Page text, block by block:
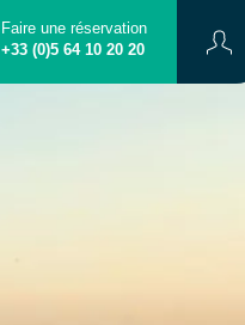
PLAN
Faire une réservation
+33 (0)5 64 10 20 20